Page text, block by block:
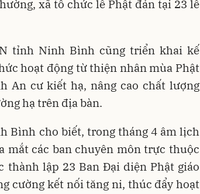
xã tổ chức lễ Phật đản tại 23 lễ
tỉnh Ninh Bình cũng triển khai kế
hoạt động từ thiện nhân mùa Phật
An cư kiết hạ, nâng cao chất lượng
hạ trên địa bàn.
Bình cho biết, trong tháng 4 âm lịch
mắt các ban chuyên môn trực thuộc
thành lập 23 Ban Đại diện Phật giáo
cường kết nối tăng ni, thúc đẩy hoạt